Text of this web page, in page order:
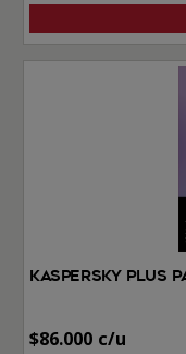
Kaspersky Plus
$86.000